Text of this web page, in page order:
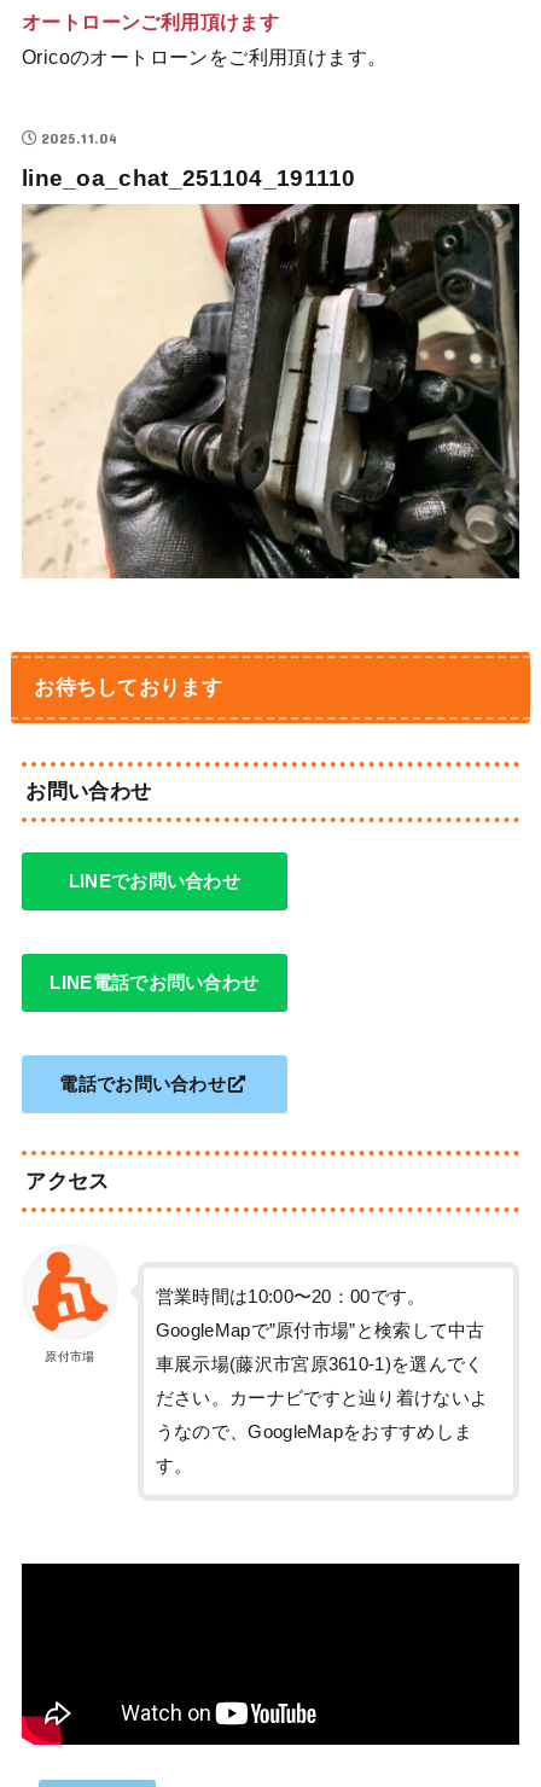
オートローンご利用頂けます
Oricoのオートローンをご利用頂けます。
2025.11.04
line_oa_chat_251104_191110
お待ちしております
お問い合わせ
LINEでお問い合わせ
LINE電話でお問い合わせ
電話でお問い合わせ
アクセス
原付市場
営業時間は10:00〜20：00です。
GoogleMapで”原付市場”と検索して中古
車展示場(藤沢市宮原3610-1)を選んでく
ださい。カーナビですと辿り着けないよ
うなので、GoogleMapをおすすめしま
す。